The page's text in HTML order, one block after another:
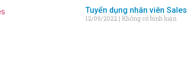
Tuyển dụng nhân viên Sales
12/09/2022 Không có bình luận